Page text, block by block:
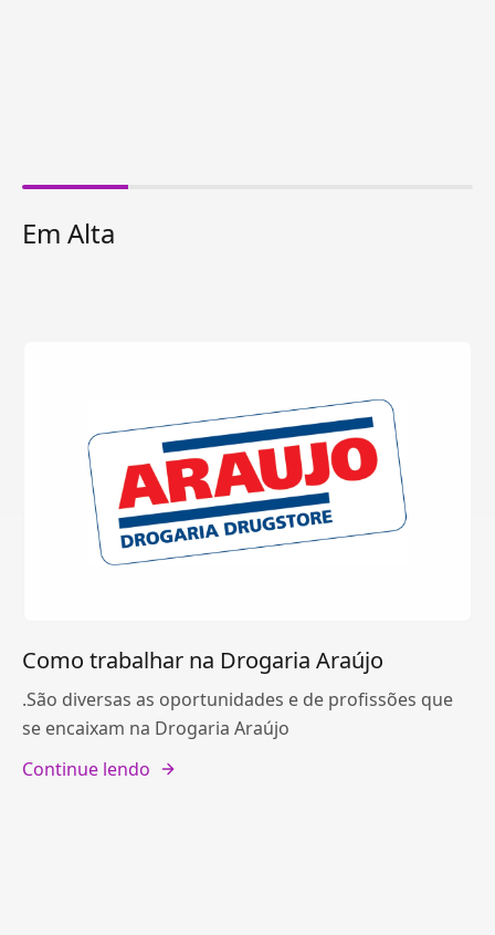
Em Alta
Como trabalhar na Drogaria Araújo
.São diversas as oportunidades e de profissões que
se encaixam na Drogaria Araújo
Continue lendo